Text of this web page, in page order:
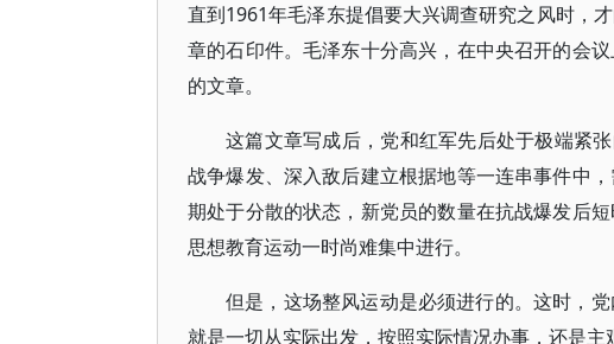
直到1961年毛泽东提倡要大兴调查研究之风时，
章的石印件。毛泽东十分高兴，在中央召开的会
的文章。
这篇文章写成后，党和红军先后处于极端紧
战争爆发、深入敌后建立根据地等一连串事件中
期处于分散的状态，新党员的数量在抗战爆发后
思想教育运动一时尚难集中进行。
但是，这场整风运动是必须进行的。这时，
就是一切从实际出发，按照实际情况办事，还是主